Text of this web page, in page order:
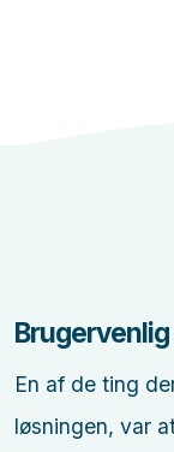
En af de ting
løsningen, var